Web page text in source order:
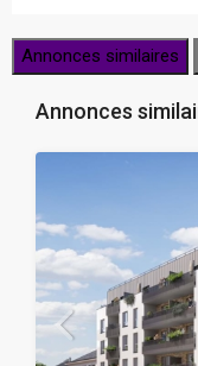
Annonces similaires
Annonces